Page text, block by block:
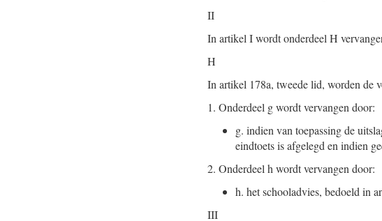
II
In artikel I wordt onderdeel H
H
In artikel 178a, tweede lid, worden de
1. Onderdeel g wordt vervangen door:
g. indien van toepassing de
eindtoets is afgelegd en indien
2. Onderdeel h wordt vervangen door:
h. het schooladvies, bedoeld in
III